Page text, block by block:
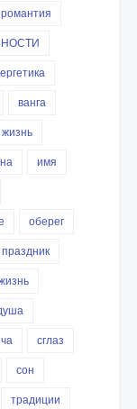
ванга
жизнь
имя
оберег
праздник
сглаз
сон
традиции